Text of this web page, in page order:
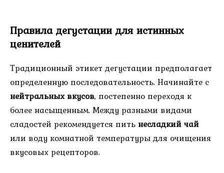
Правила дегустации для истинных
ценителей
Традиционный этикет дегустации предполагает
определенную последовательность. Начинайте с
нейтральных вкусов, постепенно переходя к
более насыщенным. Между разными видами
сладостей рекомендуется питьнесладкий чай
или воду комнатной температуры для очищения
вкусовых рецепторов.